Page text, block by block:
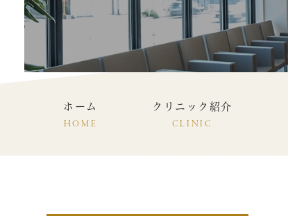
ホーム
HOME
クリニック紹介
CLINIC